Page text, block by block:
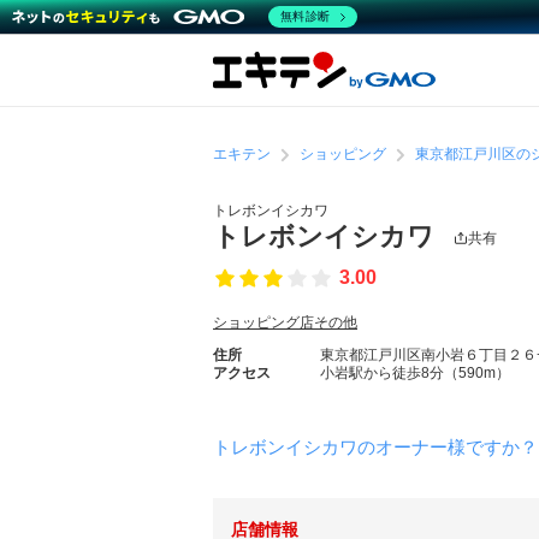
エキテン ショッピング 東京都江戸川区の
トレボンイシカワ
トレボンイシカワ 共有
3.00
ショッピング店その他
住所
東京都江戸川区南小岩６丁目２
アクセス
小岩駅から徒歩8分（590m）
トレボンイシカワのオーナー様ですか？
店舗情報
無料診断